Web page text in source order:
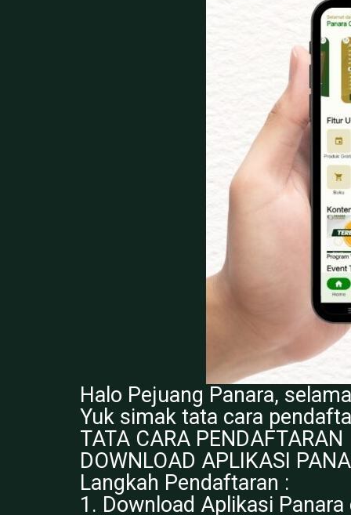
Halo Pejuang Panara,
Yuk simak tata cara
TATA CARA PENDAFTARAN
DOWNLOAD APLIKASI
Langkah Pendaftaran :
1. Download Aplikasi